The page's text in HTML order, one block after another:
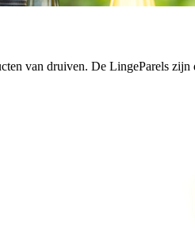
van druiven. De LingeParels